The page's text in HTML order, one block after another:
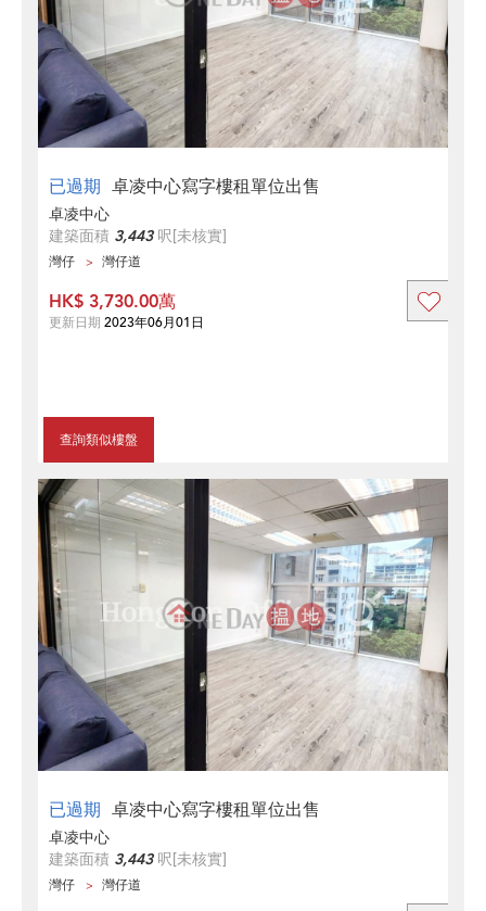
已過期 卓凌中心寫字樓租單位出售
卓凌中心
建築面積 3,443呎[未核實]
灣仔 灣仔道
查詢類似樓盤
HK$ 3,730.00萬
更新日期 2023年06月01日
已過期 卓凌中心寫字樓租單位出售
卓凌中心
建築面積 3,443呎[未核實]
灣仔 灣仔道